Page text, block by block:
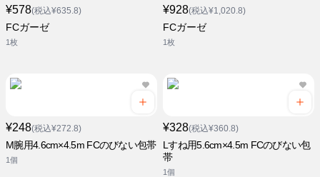
¥578(税込¥635.8)
FCガーゼ
1枚
¥928(税込¥1,020.8)
FCガーゼ
1枚
¥248(税込¥272.8)
M腕用4.6cm×4.5m FCのびない包帯
1個
¥328(税込¥360.8)
Lすね用5.6cm×4.5m FCのびない包
帯
1個